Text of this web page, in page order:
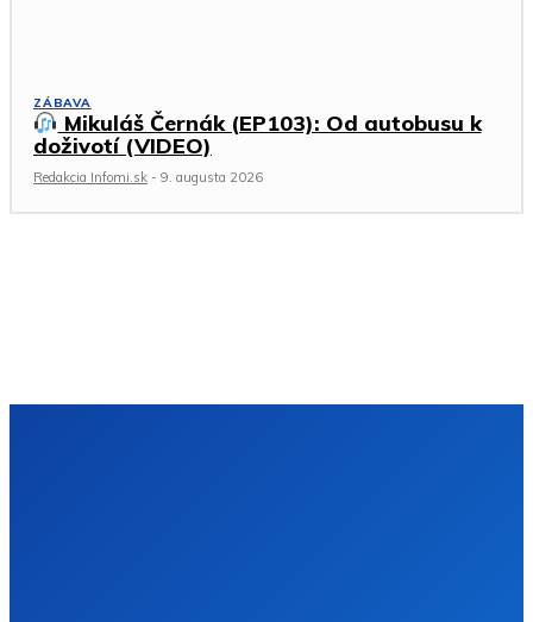
ZÁBAVA
Mikuláš Černák (EP103): Od autobusu k
doživotí (VIDEO)
Redakcia Infomi.sk - 9. augusta 2026